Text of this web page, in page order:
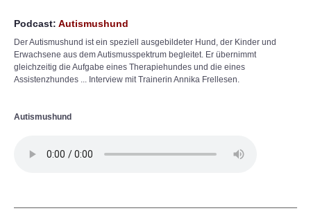
Podcast: Autismushund
Der Autismushund ist ein speziell ausgebildeter Hund, der Kinder und
Erwachsene aus dem Autismusspektrum begleitet. Er übernimmt
gleichzeitig die Aufgabe eines Therapiehundes und die eines
Assistenzhundes ... Interview mit Trainerin Annika Frellesen.
Autismushund